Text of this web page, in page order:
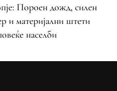
Пороен дожд, силен
и материјални штети
населби